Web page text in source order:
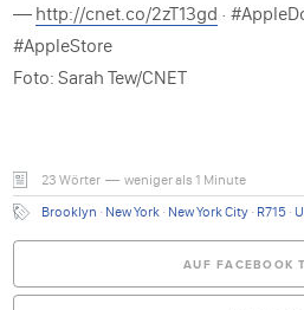
— http://cnet.co/2zT13gd ·
#AppleStore
Foto: Sarah Tew/CNET
23 Wörter — weniger als 1 Minute
Brooklyn · New York · New York City · R715 ·
AUF FACEBOOK